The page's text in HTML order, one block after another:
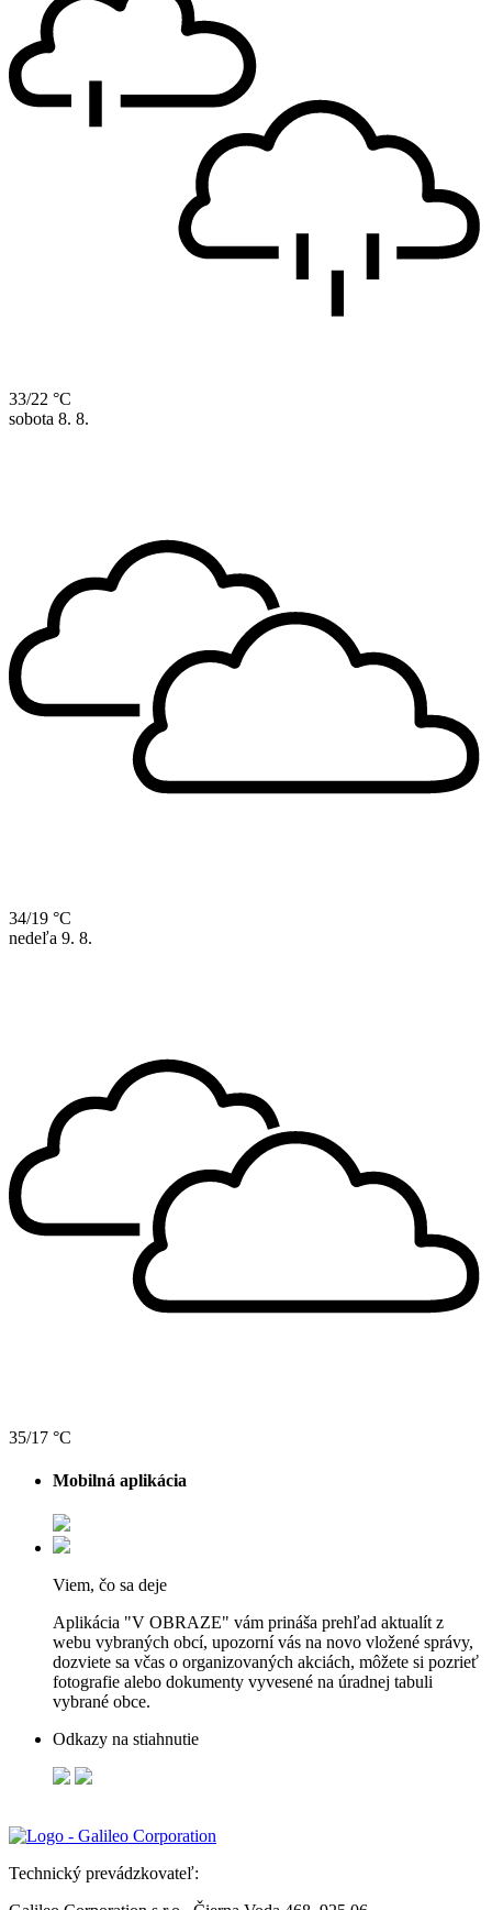
33/22 °C
sobota 8. 8.
34/19 °C
nedeľa 9. 8.
35/17 °C
Mobilná aplikácia
Viem, čo sa deje
Aplikácia "V OBRAZE" vám prináša prehľad aktualít z
webu vybraných obcí, upozorní vás na novo vložené správy,
dozviete sa včas o organizovaných akciách, môžete si pozrieť
fotografie alebo dokumenty vyvesené na úradnej tabuli
vybrané obce.
Odkazy na stiahnutie
Technický prevádzkovateľ: